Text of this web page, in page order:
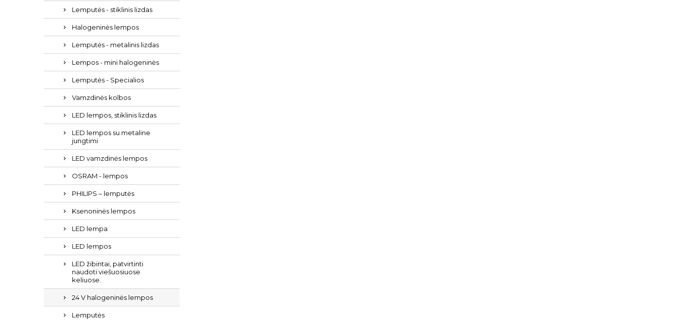
Lemputės - stiklinis lizdas
Halogeninės lempos
Lemputės - metalinis lizdas
Lempos - mini halogeninės
Lemputės - Specialios
Vamzdinės kolbos
LED lempos, stiklinis lizdas
LED lempos su metaline
jungtimi
LED vamzdinės lempos
OSRAM - lempos
PHILIPS – lemputės
Ksenoninės lempos
LED lempa
LED lempos
LED žibintai, patvirtinti
naudoti viešuosiuose
keliuose.
24 V halogeninės lempos
Lemputės